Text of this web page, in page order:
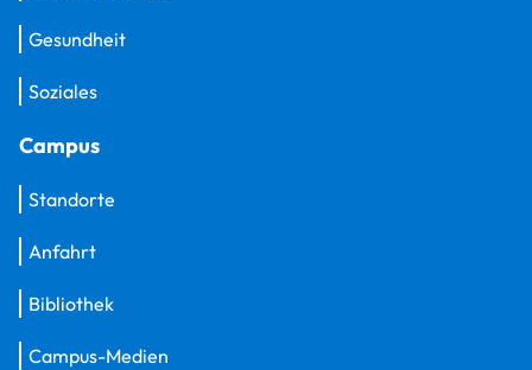
Gesundheit
Soziales
Campus
Standorte
Anfahrt
Bibliothek
Campus-Medien